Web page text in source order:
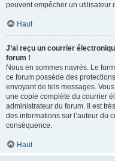
peuvent empêcher un utilisateur
Haut
J’ai reçu un courrier
forum !
Nous en sommes navrés. Le
ce forum possède des
envoyant de tels messages.
une copie complète du courrier
administrateur du forum. Il est
des informations sur l’auteur du
conséquence.
Haut